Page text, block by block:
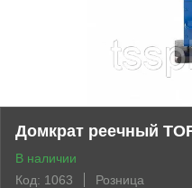
Домкрат реечный
В наличии
Код: 1063
Розница